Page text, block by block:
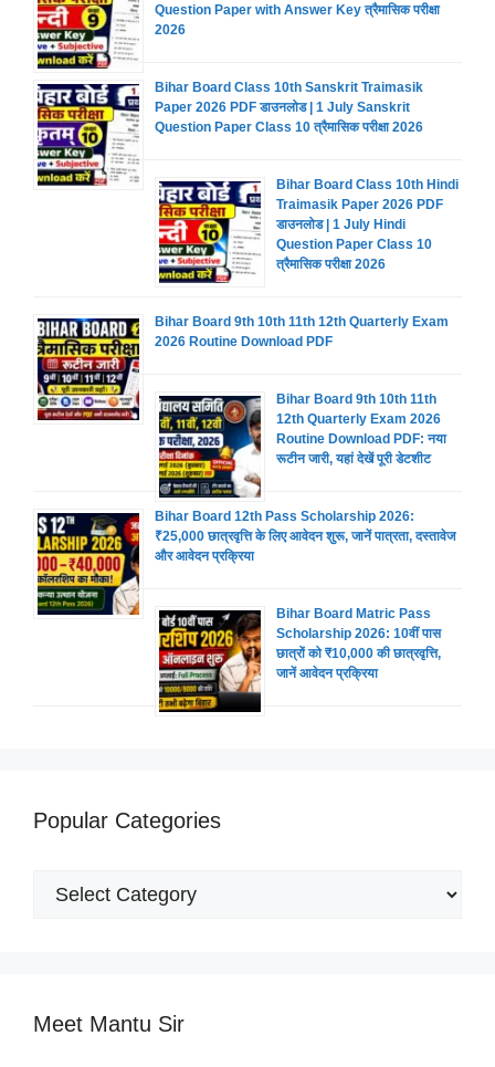
Question Paper with Answer Key त्रैमासिक परीक्षा
2026
Bihar Board Class 10th Sanskrit Traimasik
Paper 2026 PDF डाउनलोड | 1 July Sanskrit
Question Paper Class 10 त्रैमासिक परीक्षा 2026
Bihar Board Class 10th Hindi
Traimasik Paper 2026 PDF
डाउनलोड | 1 July Hindi
Question Paper Class 10
त्रैमासिक परीक्षा 2026
Bihar Board 9th 10th 11th 12th Quarterly Exam
2026 Routine Download PDF
Bihar Board 9th 10th 11th
12th Quarterly Exam 2026
Routine Download PDF: नया
रूटीन जारी, यहां देखें पूरी डेटशीट
Bihar Board 12th Pass Scholarship 2026:
₹25,000 छात्रवृत्ति के लिए आवेदन शुरू, जानें पात्रता, दस्तावेज
और आवेदन प्रक्रिया
Bihar Board Matric Pass
Scholarship 2026: 10वीं पास
छात्रों को ₹10,000 की छात्रवृत्ति,
जानें आवेदन प्रक्रिया
Popular Categories
Popular
Meet Mantu Sir